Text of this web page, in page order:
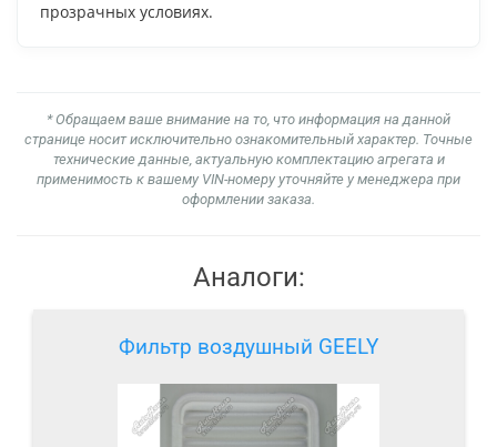
прозрачных условиях.
* Обращаем ваше внимание на то, что информация на данной
странице носит исключительно ознакомительный характер. Точные
технические данные, актуальную комплектацию агрегата и
применимость к вашему VIN-номеру уточняйте у менеджера при
оформлении заказа.
Аналоги:
Фильтр воздушный GEELY